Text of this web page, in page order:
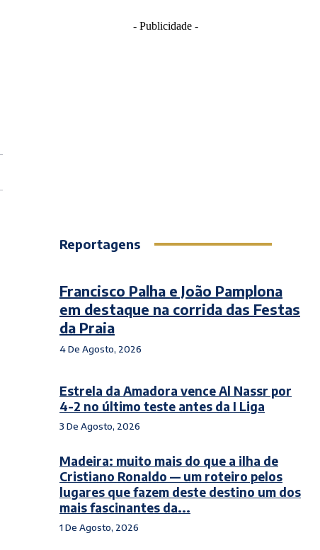
- Publicidade -
Reportagens
Francisco Palha e João Pamplona
em destaque na corrida das Festas
da Praia
4 De Agosto, 2026
Estrela da Amadora vence Al Nassr por
4-2 no último teste antes da I Liga
3 De Agosto, 2026
Madeira: muito mais do que a ilha de
Cristiano Ronaldo — um roteiro pelos
lugares que fazem deste destino um dos
mais fascinantes da...
1 De Agosto, 2026